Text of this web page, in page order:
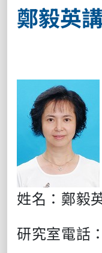
鄭毅英
姓名： 鄭毅
研究室電話